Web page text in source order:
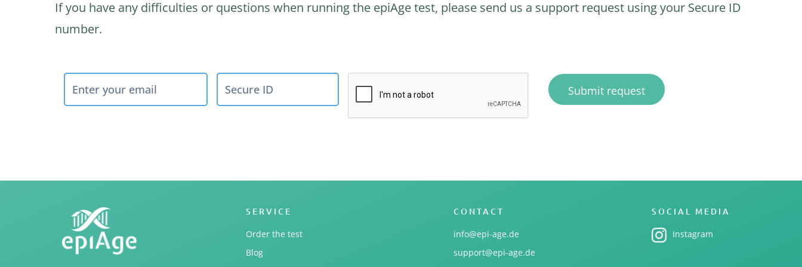
If you have any difficulties or questions when running the epiAge test, please send us a support request using your Secure ID
number.
SERVICE
Order the test
Blog
CONTACT
info@epi-age.de
support@epi-age.de
SOCIAL MEDIA
Instagram